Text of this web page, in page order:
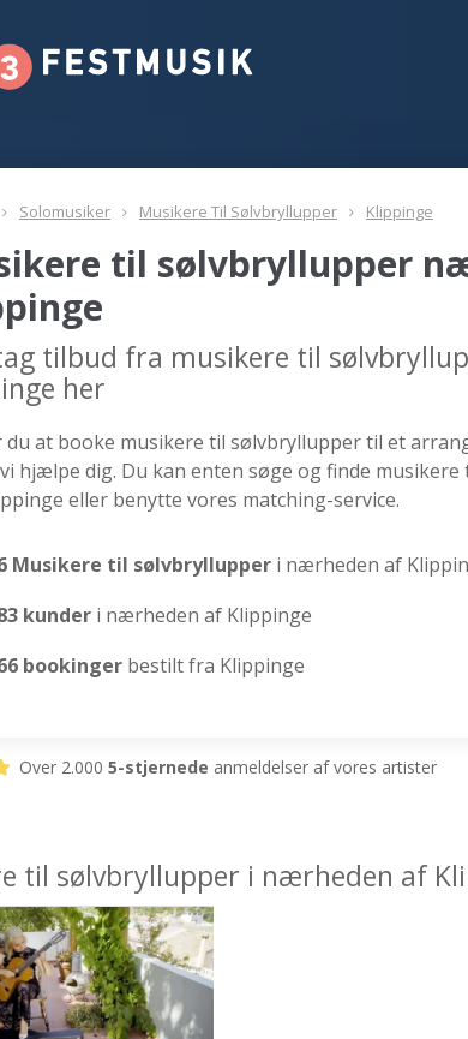
Solomusiker Musikere Til Sølvbryllupper Klippinge
til sølvbryllupper
tilbud fra musikere til
her
at booke musikere til sølvbryllupper til et
hjælpe dig. Du kan enten søge og finde
eller benytte vores matching-service.
Musikere til sølvbryllupper i nærheden af
kunder i nærheden af Klippinge
bookinger bestilt fra Klippinge
Over 2.000 5-stjernede anmeldelser af vores artister
til sølvbryllupper i nærheden af